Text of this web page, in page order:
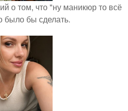
о том, что "ну маникюр то всё
было бы сделать.